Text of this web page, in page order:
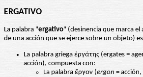
ERGATIVO
La palabra "ergativo" (desinencia que marca el
de una acción que se ejerce sobre un objeto)
La palabra griega ἐργάτης (ergates =
acción), compuesta con:
La palabra ἔργον (ergon =